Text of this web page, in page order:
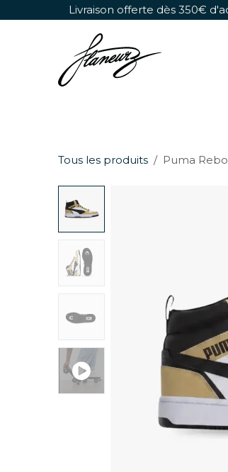
Se rendre au contenuLivraison offerte dès 350€
Tous les produits Puma